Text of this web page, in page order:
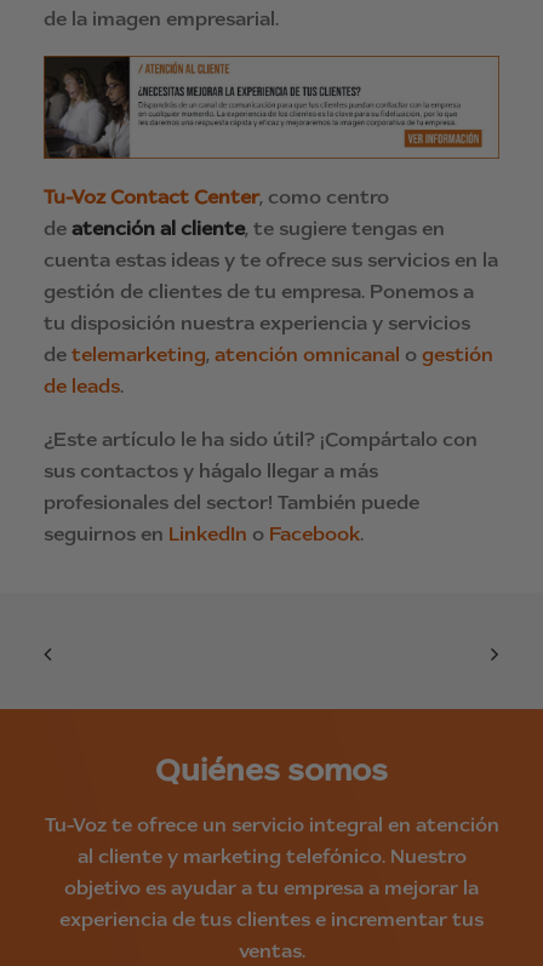
de la imagen empresarial.
Tu-Voz Contact Center, como centro
de atención al cliente, te sugiere tengas en
cuenta estas ideas y te ofrece sus servicios en la
gestión de clientes de tu empresa. Ponemos a
tu disposición nuestra experiencia y servicios
de telemarketing, atención omnicanal o gestión
de leads.
¿Este artículo le ha sido útil? ¡Compártalo con
sus contactos y hágalo llegar a más
profesionales del sector! También puede
seguirnos en LinkedIn o Facebook.
Quiénes somos
Tu-Voz te ofrece un servicio integral en atención
al cliente y marketing telefónico. Nuestro
objetivo es ayudar a tu empresa a mejorar la
experiencia de tus clientes e incrementar tus
ventas.